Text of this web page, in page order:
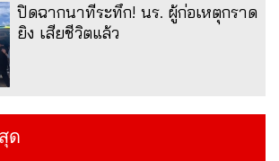
ปิดฉากนาทีระทึก! นร. ผู้ก่อเหตุกราด
ยิง เสียชีวิตแล้ว
ด